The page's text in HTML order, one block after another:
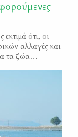
ότι, οι
αλλαγές και
τα ζώα